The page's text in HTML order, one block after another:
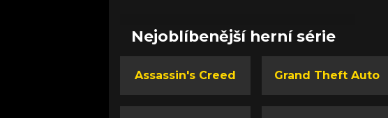
Nejoblíbenější herní série
Assassin's Creed Grand Theft Auto